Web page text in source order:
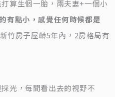
算生個一胎，兩夫妻+一個小
有點小，感覺任何時候都是
竹房子屋齡5年內，2房格局有
光，每間看出去的視野不